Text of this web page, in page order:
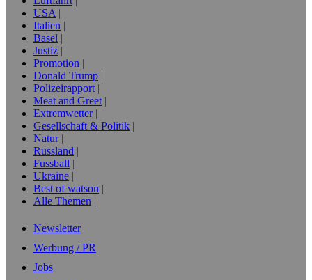
USA
Italien
Basel
Justiz
Promotion
Donald Trump
Polizeirapport
Meat and Greet
Extremwetter
Gesellschaft & Politik
Natur
Russland
Fussball
Ukraine
Best of watson
Alle Themen
Newsletter
Werbung / PR
Jobs